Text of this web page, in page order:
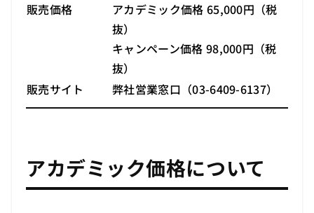
販売価格
アカデミック価格 65,000円（税
抜）
キャンペーン価格 98,000円（税
抜）
販売サイト
弊社営業窓口（03-6409-6137）
アカデミック価格について